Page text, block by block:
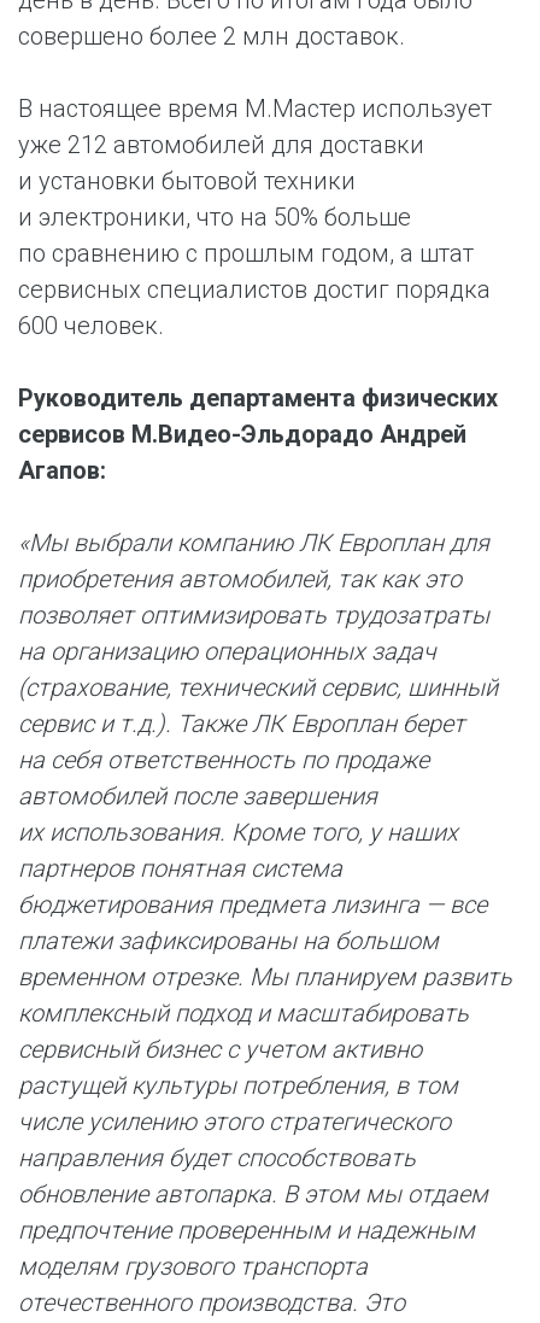
совершено более 2 млн доставок.
В настоящее время М.Мастер использует
уже 212 автомобилей для доставки
и установки бытовой техники
и электроники, что на 50% больше
по сравнению с прошлым годом, а штат
сервисных специалистов достиг порядка
600 человек.
Руководитель департамента физических
сервисов М.Видео-Эльдорадо Андрей
Агапов:
«Мы выбрали компанию ЛК Европлан для
приобретения автомобилей, так как это
позволяет оптимизировать трудозатраты
на организацию операционных задач
(страхование, технический сервис, шинный
сервис и т.д.). Также ЛК Европлан берет
на себя ответственность по продаже
автомобилей после завершения
их использования. Кроме того, у наших
партнеров понятная система
бюджетирования предмета лизинга — все
платежи зафиксированы на большом
временном отрезке. Мы планируем развить
комплексный подход и масштабировать
сервисный бизнес с учетом активно
растущей культуры потребления, в том
числе усилению этого стратегического
направления будет способствовать
обновление автопарка. В этом мы отдаем
предпочтение проверенным и надежным
моделям грузового транспорта
отечественного производства. Это